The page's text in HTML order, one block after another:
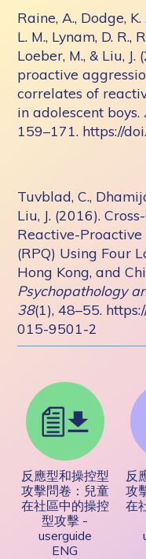
Raine, A., Dodge,
L. M., Lynam, D. R.,
Loeber, M., & Liu,
proactive
correlates of
in adolescent boys.
159–171. https://
Tuvblad, C.,
Liu, J. (2016).
Reactive-
(RPQ) Using Four
Hong Kong, and
Psychopathology
38(1), 48–55.
015-9501-2
反應型和操控型
攻擊問卷：兒童
在社區中的操控
型攻擊 -
userguide
ENG
反
攻
在